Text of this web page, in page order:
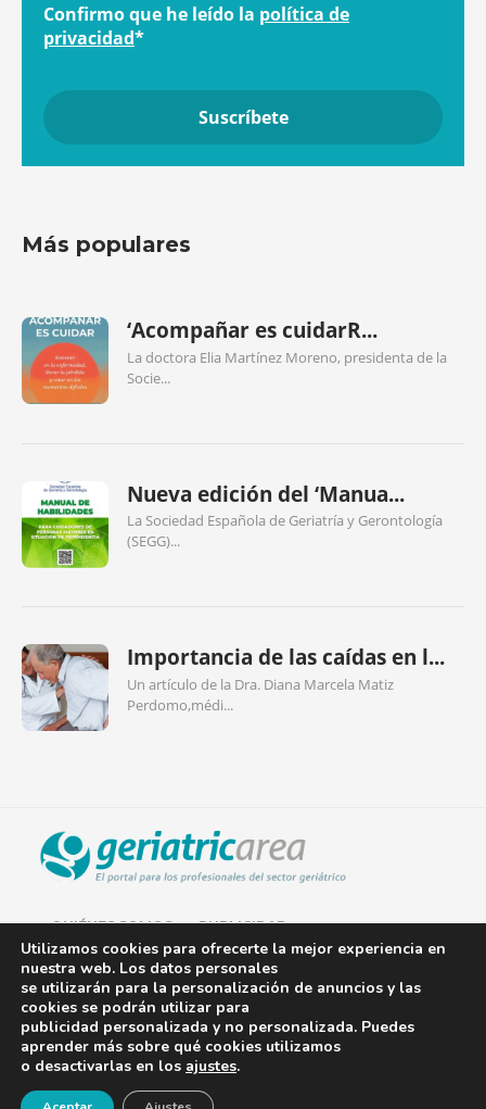
Confirmo que he leído la política de
privacidad*
Más populares
‘Acompañar es cuidarR...
La doctora Elia Martínez Moreno, presidenta de la
Socie...
Nueva edición del ‘Manua...
La Sociedad Española de Geriatría y Gerontología
(SEGG)...
Importancia de las caídas en l...
Un artículo de la Dra. Diana Marcela Matiz
Perdomo,médi...
QUIÉNES SOMOS PUBLICIDAD
AVISO LEGAL
POLÍTICA DE COOKIES
POLÍTICA DE PRIVACIDAD
CONTACTO¡Newsletter!
Utilizamos cookies para ofrecerte la mejor experiencia en
nuestra web. Los datos personales
se utilizarán para la personalización de anuncios y las
cookies se podrán utilizar para
publicidad personalizada y no personalizada. Puedes
aprender más sobre qué cookies utilizamos
o desactivarlas en los ajustes.